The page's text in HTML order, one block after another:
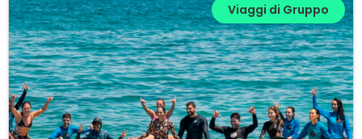
Viaggi di Gruppo